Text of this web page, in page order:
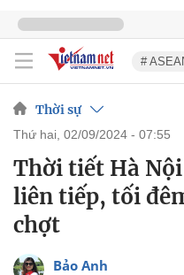
#
Thời sự
thứ hai, 02/09/2024 - 07:55
Thời tiết Hà
liên tiếp, tối
chợt
Bảo Anh